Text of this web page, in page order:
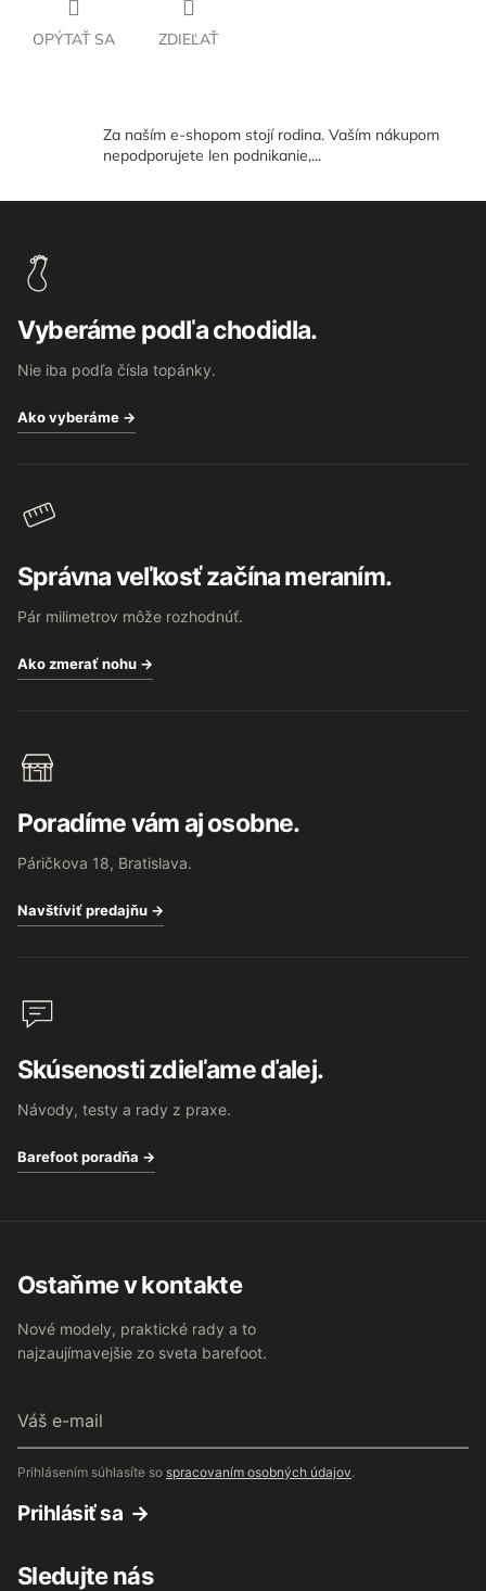
OPÝTAŤ SA ZDIEĽAŤ
Za naším e-shopom stojí rodina. Vaším nákupom
nepodporujete len podnikanie,...
Vyberáme podľa chodidla.
Nie iba podľa čísla topánky.
Ako vyberáme →
Správna veľkosť začína meraním.
Pár milimetrov môže rozhodnúť.
Ako zmerať nohu →
Poradíme vám aj osobne.
Páričkova 18, Bratislava.
Navštíviť predajňu →
Skúsenosti zdieľame ďalej.
Návody, testy a rady z praxe.
Barefoot poradňa →
Ostaňme v kontakte
Nové modely, praktické rady a to
najzaujímavejšie zo sveta barefoot.
e-
mail
Prihlásením súhlasíte so spracovaním osobných údajov.
Prihlásiť sa
Sledujte nás